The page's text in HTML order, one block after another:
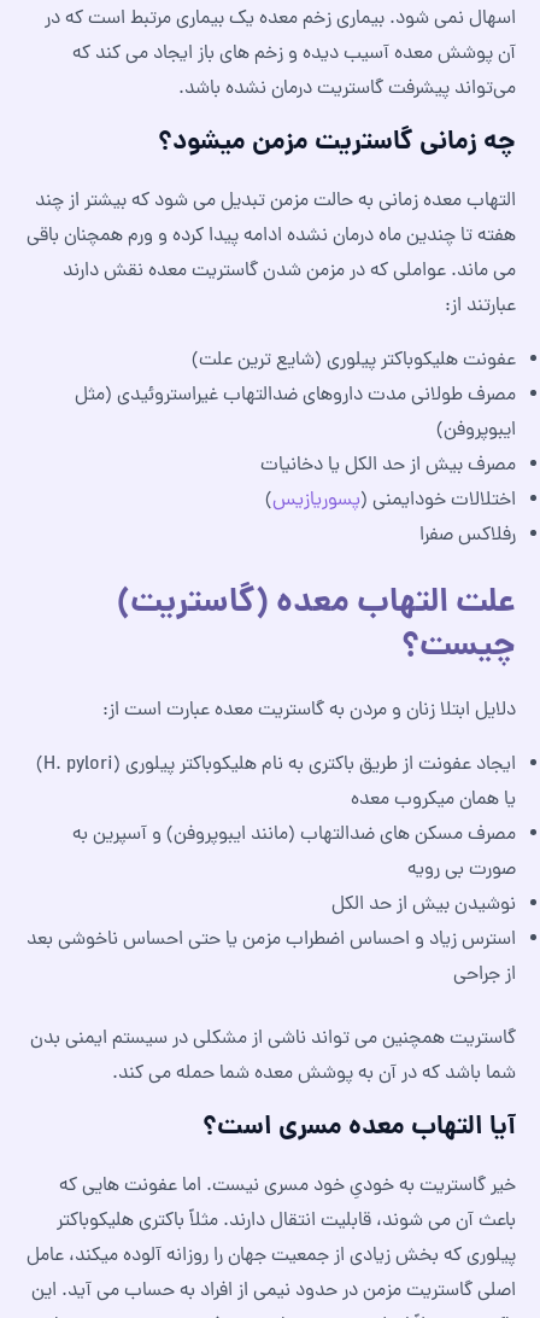
اسهال نمی‌ شود. بیماری زخم معده یک بیماری مرتبط است که در
آن پوشش معده آسیب دیده و زخم‌ های باز ایجاد می‌ کند که
می‌تواند پیشرفت گاستریت درمان نشده باشد.
چه زمانی گاستریت مزمن میشود؟
التهاب معده زمانی به حالت مزمن تبدیل می شود که بیشتر از چند
هفته تا چندین ماه درمان نشده ادامه پیدا کرده و ورم همچنان باقی
می ماند. عواملی که در مزمن شدن گاستریت معده نقش دارند
عبارتند از:
عفونت هلیکوباکتر پیلوری (شایع‌ ترین علت)
مصرف طولانی مدت داروهای ضدالتهاب غیراستروئیدی (مثل
ایبوپروفن)
مصرف بیش از حد الکل یا دخانیات
اختلالات خودایمنی (پسوریازیس)
رفلاکس صفرا
علت التهاب معده (گاستریت)
چیست؟
دلایل ابتلا زنان و مردن به گاستریت معده عبارت است از:
ایجاد عفونت از طریق باکتری به نام هلیکوباکتر پیلوری (H. pylori)
یا همان میکروب معده
مصرف مسکن‌ های ضدالتهاب (مانند ایبوپروفن) و آسپرین به
صورت بی رویه
نوشیدن بیش از حد الکل
استرس زیاد و احساس اضطراب مزمن یا حتی احساس ناخوشی بعد
از جراحی
گاستریت همچنین می‌ تواند ناشی از مشکلی در سیستم ایمنی بدن
شما باشد که در آن به پوشش معده شما حمله می‌ کند.
آیا التهاب معده مسری است؟
خیر گاستریت به خودیِ خود مسری نیست. اما عفونت‌ هایی که
باعث آن می شوند، قابلیت انتقال دارند. مثلاً باکتری هلیکوباکتر
پیلوری که بخش زیادی از جمعیت جهان را روزانه آلوده میکند، عامل
اصلی گاستریت مزمن در حدود نیمی از افراد به حساب می آید. این